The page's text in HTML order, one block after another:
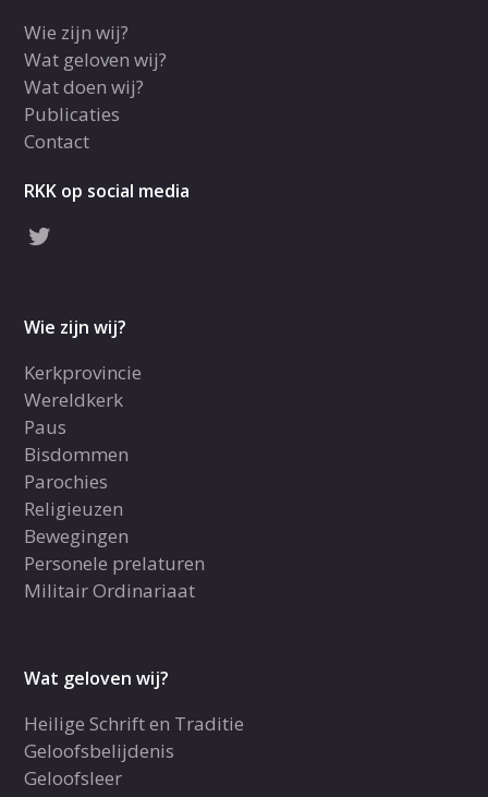
Wie zijn wij?
Wat geloven wij?
Wat doen wij?
Publicaties
Contact
RKK op social media
Wie zijn wij?
Kerkprovincie
Wereldkerk
Paus
Bisdommen
Parochies
Religieuzen
Bewegingen
Personele prelaturen
Militair Ordinariaat
Wat geloven wij?
Heilige Schrift en Traditie
Geloofsbelijdenis
Geloofsleer